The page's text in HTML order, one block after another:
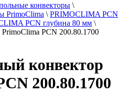
конвекторы \
PrimoClima \ PRIMOCLIMA PCN
PCN глубина 80 мм \
PCN 200.80.1700
конвектор
200.80.1700